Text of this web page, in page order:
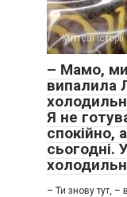
Життєві історії
– Мамо,
випалила
Я не
спокійно,
сьогодні.
– Ти знову тут,